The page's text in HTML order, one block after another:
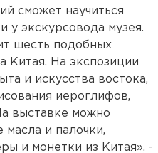
сможет научиться
у экскурсовода музея.
шесть подобных
Китая. На экспозиции
и искусства востока,
иероглифов,
выставке можно
масла и палочки,
и монетки из Китая», -